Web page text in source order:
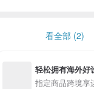
看全部 (2)
轻松拥有海外好
指定商品跨境享